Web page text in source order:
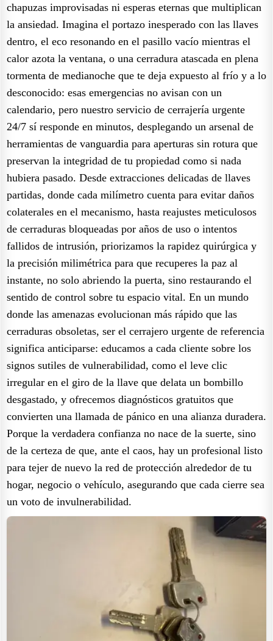
chapuzas improvisadas ni esperas eternas que multiplican
la ansiedad. Imagina el portazo inesperado con las llaves
dentro, el eco resonando en el pasillo vacío mientras el
calor azota la ventana, o una cerradura atascada en plena
tormenta de medianoche que te deja expuesto al frío y a lo
desconocido: esas emergencias no avisan con un
calendario, pero nuestro servicio de cerrajería urgente
24/7 sí responde en minutos, desplegando un arsenal de
herramientas de vanguardia para aperturas sin rotura que
preservan la integridad de tu propiedad como si nada
hubiera pasado. Desde extracciones delicadas de llaves
partidas, donde cada milímetro cuenta para evitar daños
colaterales en el mecanismo, hasta reajustes meticulosos
de cerraduras bloqueadas por años de uso o intentos
fallidos de intrusión, priorizamos la rapidez quirúrgica y
la precisión milimétrica para que recuperes la paz al
instante, no solo abriendo la puerta, sino restaurando el
sentido de control sobre tu espacio vital. En un mundo
donde las amenazas evolucionan más rápido que las
cerraduras obsoletas, ser el cerrajero urgente de referencia
significa anticiparse: educamos a cada cliente sobre los
signos sutiles de vulnerabilidad, como el leve clic
irregular en el giro de la llave que delata un bombillo
desgastado, y ofrecemos diagnósticos gratuitos que
convierten una llamada de pánico en una alianza duradera.
Porque la verdadera confianza no nace de la suerte, sino
de la certeza de que, ante el caos, hay un profesional listo
para tejer de nuevo la red de protección alrededor de tu
hogar, negocio o vehículo, asegurando que cada cierre sea
un voto de invulnerabilidad.